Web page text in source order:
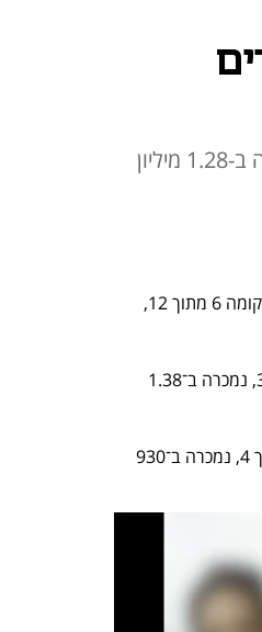
4 חדרים
-דירת 2 חדרים, רחוב אחד העם בשכונת הדר, 52 מ’’ר, נמכרה ב-1.28 מיליון